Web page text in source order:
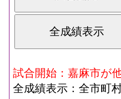
試合開始：嘉麻市が
全成績表示：全市町